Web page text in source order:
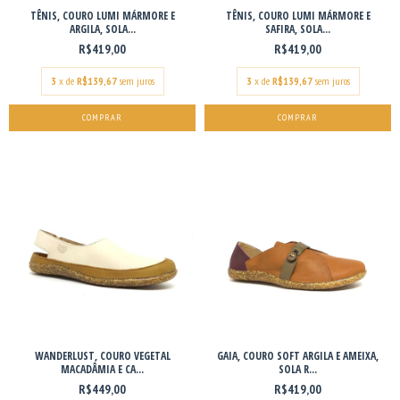
TÊNIS, COURO LUMI MÁRMORE E
ARGILA, SOLA...
R$419,00
3 x de R$139,67 sem juros
COMPRAR
TÊNIS, COURO LUMI MÁRMORE E
SAFIRA, SOLA...
R$419,00
3 x de R$139,67 sem juros
COMPRAR
WANDERLUST, COURO VEGETAL
MACADÂMIA E CA...
R$449,00
GAIA, COURO SOFT ARGILA E AMEIXA,
SOLA R...
R$419,00